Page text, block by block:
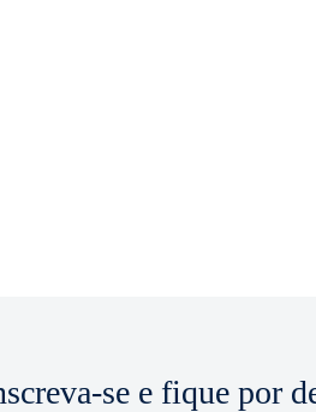
se e fique por